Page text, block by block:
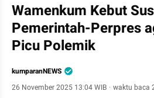
Wamenkum Kebut
Pemerintah-Perpres
Picu Polemik
kumparanNEWS
26 November 2025 13:04 WIB · waktu baca